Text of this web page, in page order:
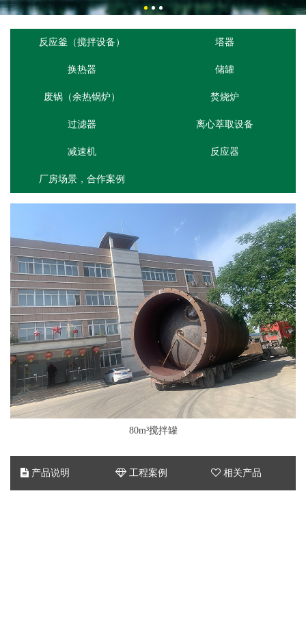
反应釜（搅拌设备） 塔器
换热器 储罐
废锅（余热锅炉） 焚烧炉
过滤器 离心萃取设备
减速机 反应器
厂房场景，合作案例
80m³搅拌罐
产品说明 工程案例 相关产品